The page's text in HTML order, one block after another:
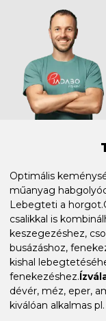
Optimális
műanyag
Lebegteti a
csalikkal is
keszegezéshez,
busázáshoz,
kishal
fenekezéshez.
dévér, méz, eper,
kiválóan alkalmas